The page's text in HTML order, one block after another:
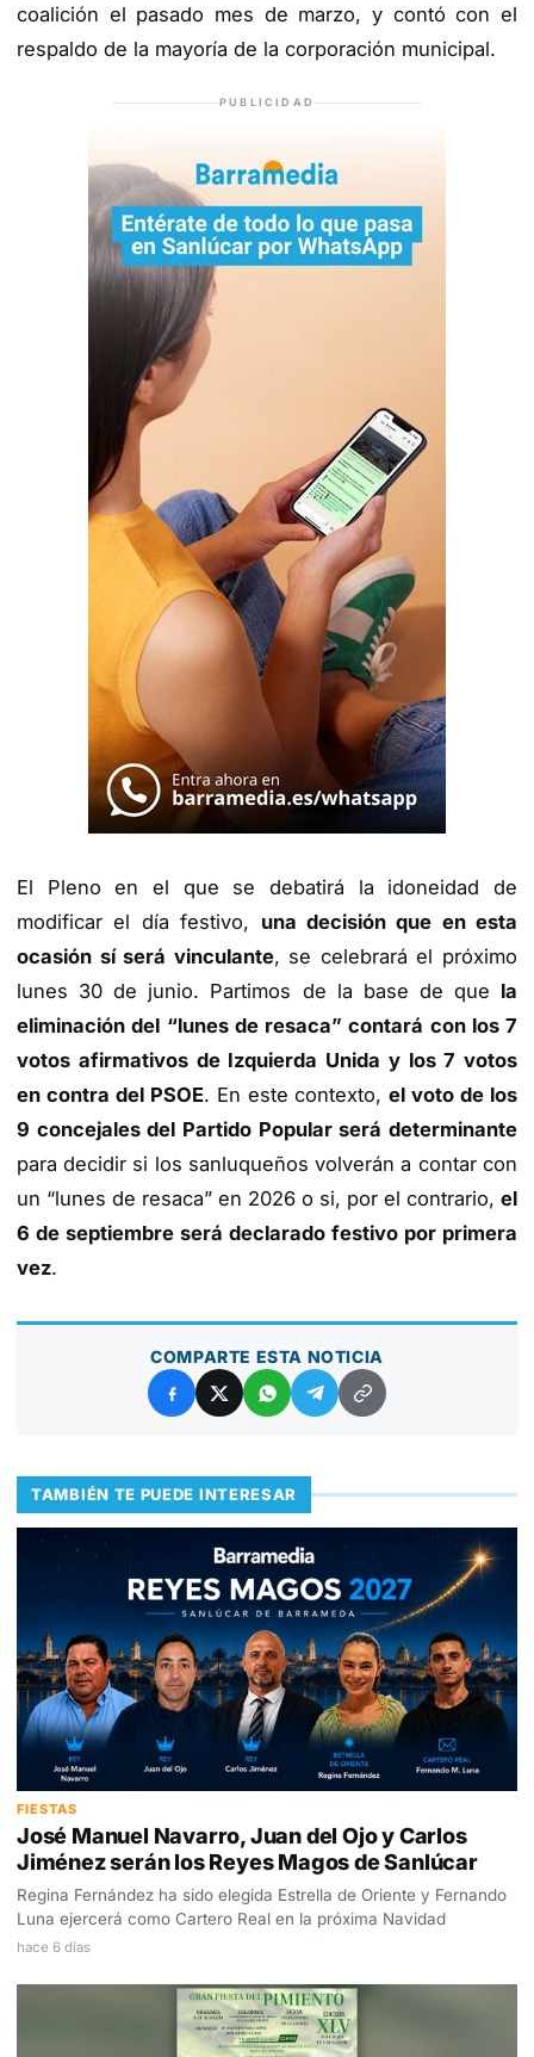
coalición el pasado mes de marzo, y contó con el
respaldo de la mayoría de la corporación municipal.
PUBLICIDAD
El Pleno en el que se debatirá la idoneidad de
modificar el día festivo, una decisión que en esta
ocasión sí será vinculante, se celebrará el próximo
lunes 30 de junio. Partimos de la base de que la
eliminación del “lunes de resaca” contará con los 7
votos afirmativos de Izquierda Unida y los 7 votos
en contra del PSOE. En este contexto,el voto de los
9 concejales del Partido Popular será determinante
para decidir si los sanluqueños volverán a contar con
un “lunes de resaca” en 2026 o si, por el contrario, el
6 de septiembre será declarado festivo por primera
vez.
COMPARTE ESTA NOTICIA
TAMBIÉN TE PUEDE INTERESAR
FIESTAS
José Manuel Navarro, Juan del Ojo y Carlos
Jiménez serán los Reyes Magos de Sanlúcar
Regina Fernández ha sido elegida Estrella de Oriente y Fernando
Luna ejercerá como Cartero Real en la próxima Navidad
hace 6 días